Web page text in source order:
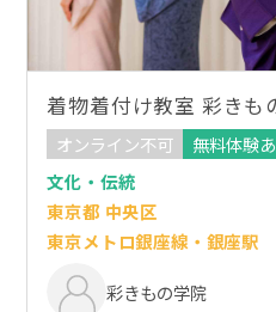
着物着付け教室 彩きも
オンライン不可
無料体験
文化・伝統
東京都 中央区
東京メトロ銀座線・銀座駅
彩きもの学院